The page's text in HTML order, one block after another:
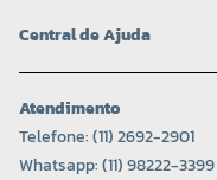
Central de Ajuda
Atendimento
Telefone: (11) 2692-2901
Whatsapp: (11) 98222-3399